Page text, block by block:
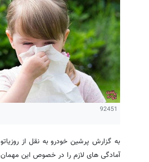
92451
به گزارش پرشین خودرو به نقل از
آمادگی های لازم را در خصوص این